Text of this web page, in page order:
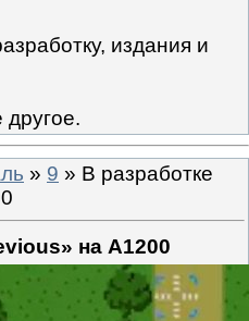
издания и
другое.
» 9 » В разработке
на A1200